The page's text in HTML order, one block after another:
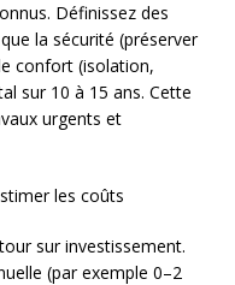
Définissez des
la sécurité (préserver
confort (isolation,
sur 10 à 15 ans. Cette
urgents et
les coûts
sur investissement.
(par exemple 0–2